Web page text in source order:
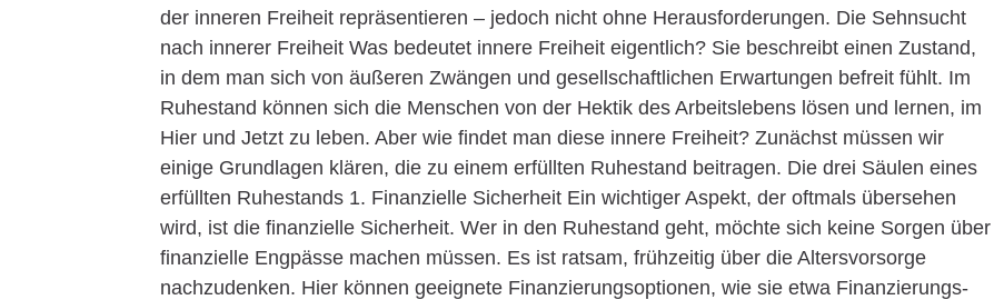
der inneren Freiheit repräsentieren – jedoch nicht ohne Herausforderungen. Die Sehnsucht
nach innerer Freiheit Was bedeutet innere Freiheit eigentlich? Sie beschreibt einen Zustand,
in dem man sich von äußeren Zwängen und gesellschaftlichen Erwartungen befreit fühlt. Im
Ruhestand können sich die Menschen von der Hektik des Arbeitslebens lösen und lernen, im
Hier und Jetzt zu leben. Aber wie findet man diese innere Freiheit? Zunächst müssen wir
einige Grundlagen klären, die zu einem erfüllten Ruhestand beitragen. Die drei Säulen eines
erfüllten Ruhestands 1. Finanzielle Sicherheit Ein wichtiger Aspekt, der oftmals übersehen
wird, ist die finanzielle Sicherheit. Wer in den Ruhestand geht, möchte sich keine Sorgen über
finanzielle Engpässe machen müssen. Es ist ratsam, frühzeitig über die Altersvorsorge
nachzudenken. Hier können geeignete Finanzierungsoptionen, wie sie etwa Finanzierungs-